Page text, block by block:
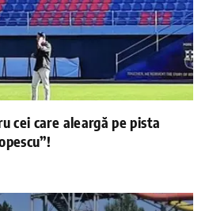
cei care aleargă pe pista